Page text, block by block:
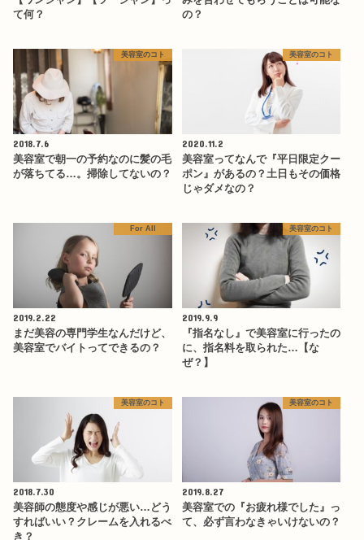
て何？
の？
美容室のコト
2018.7.6
美容室で朝一の予約なのに髪の毛
が落ちてる…。掃除してないの？
美容室のコト
2020.11.2
美容室ってなんで『平日限定クー
ポン』があるの？土日もその価格
じゃダメなの？
For All
2019.2.22
まだ美容の専門学生なんだけど、
美容室でバイトってできるの？
美容室のコト
2019.9.9
『指名なし』で美容室に行ったの
に、指名料を取られた…【な
ぜ？】
美容室のコト
2018.7.30
美容師の態度や感じが悪い…どう
すればいい？クレームを入れるべ
き？
美容室のコト
2019.8.27
美容室での『お疲れ様でした』っ
て、必ず言わなきゃいけないの？